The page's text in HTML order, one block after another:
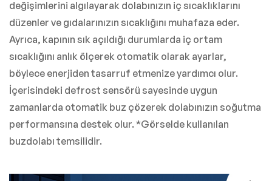
değişimlerini algılayarak dolabınızın iç sıcaklıklarını
düzenler ve gıdalarınızın sıcaklığını muhafaza eder.
Ayrıca, kapının sık açıldığı durumlarda iç ortam
sıcaklığını anlık ölçerek otomatik olarak ayarlar,
böylece enerjiden tasarruf etmenize yardımcı olur.
İçerisindeki defrost sensörü sayesinde uygun
zamanlarda otomatik buz çözerek dolabınızın soğutma
performansına destek olur. *Görselde kullanılan
buzdolabı temsilidir.